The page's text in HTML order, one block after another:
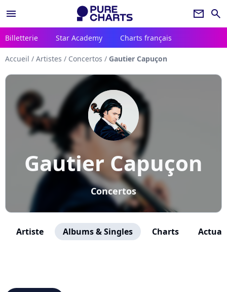
menu newsletter search
Billetterie Star Academy Charts français
Accueil / Artistes / Concertos / Gautier Capuçon
Gautier Capuçon
Concertos
Artiste Albums & Singles Charts